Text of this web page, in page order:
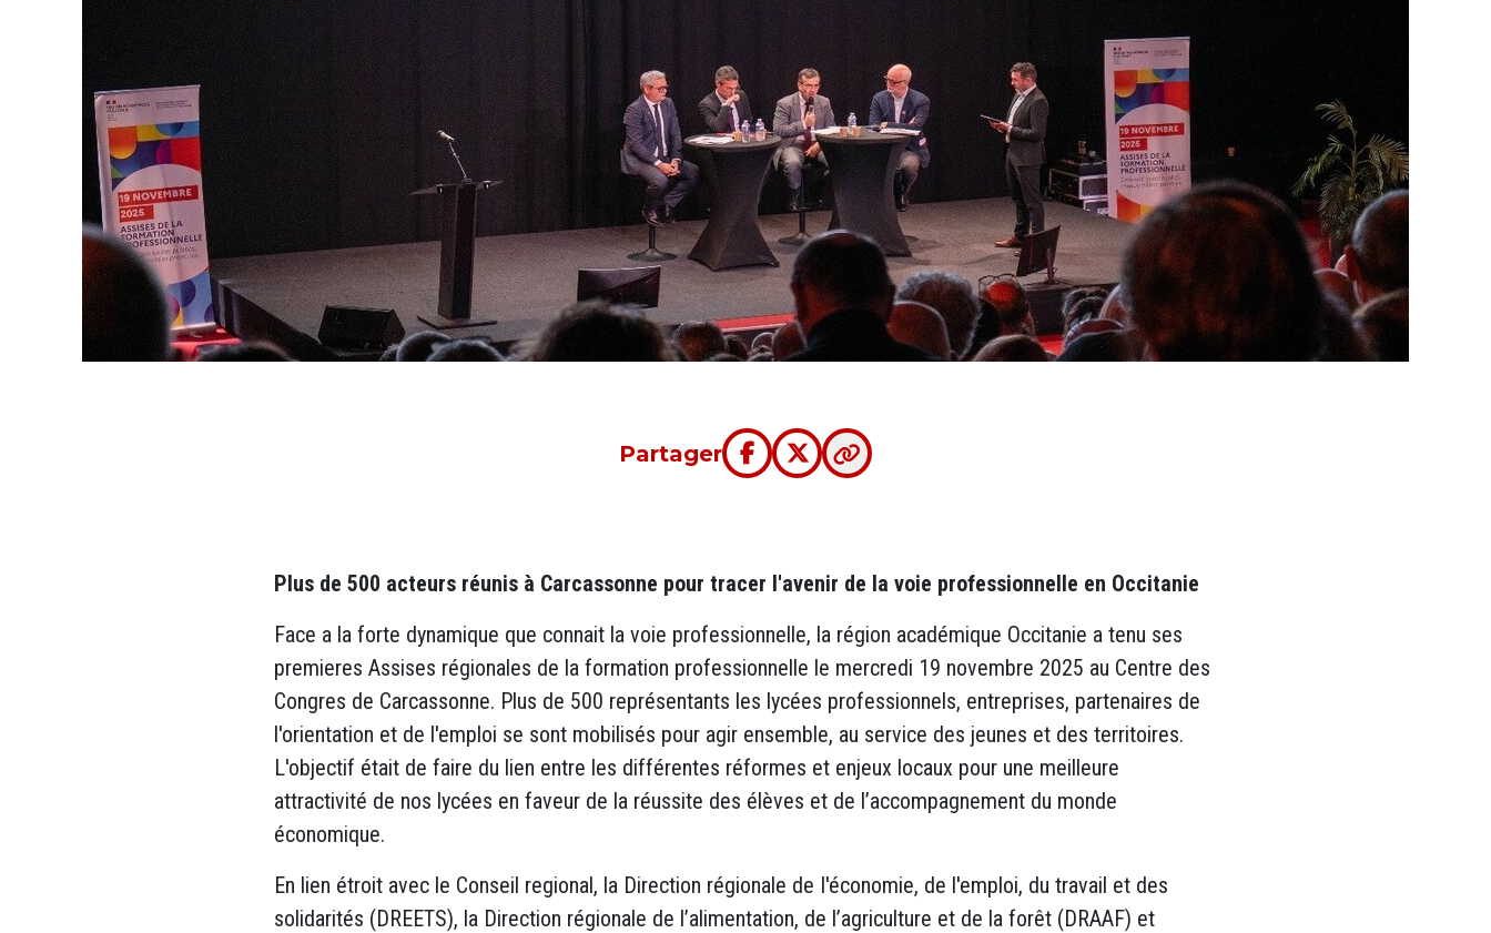
Partager
Plus de 500 acteurs réunis à Carcassonne pour tracer l'avenir de la voie professionnelle en Occitanie
Face a la forte dynamique que connait la voie professionnelle, la région académique Occitanie a tenu ses
premieres Assises régionales de la formation professionnelle le mercredi 19 novembre 2025 au Centre des
Congres de Carcassonne. Plus de 500 représentants les lycées professionnels, entreprises, partenaires de
l'orientation et de l'emploi se sont mobilisés pour agir ensemble, au service des jeunes et des territoires.
L'objectif était de faire du lien entre les différentes réformes et enjeux locaux pour une meilleure
attractivité de nos lycées en faveur de la réussite des élèves et de l’accompagnement du monde
économique.
En lien étroit avec le Conseil regional, la Direction régionale de I'économie, de l'emploi, du travail et des
solidarités (DREETS), la Direction régionale de l’alimentation, de l’agriculture et de la forêt (DRAAF) et